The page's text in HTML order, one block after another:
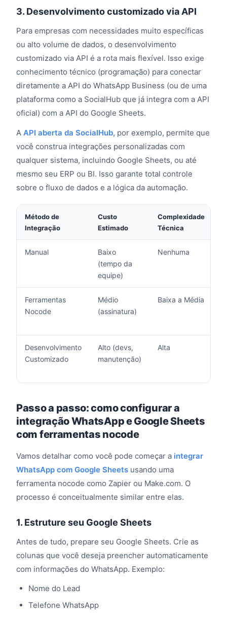
3. Desenvolvimento customizado via API
Para empresas com necessidades muito específicas
ou alto volume de dados, o desenvolvimento
customizado via API é a rota mais flexível. Isso exige
conhecimento técnico (programação) para conectar
diretamente a API do WhatsApp Business (ou de uma
plataforma como a SocialHub que já integra com a API
oficial) com a API do Google Sheets.
A API aberta da SocialHub, por exemplo, permite que
você construa integrações personalizadas com
qualquer sistema, incluindo Google Sheets, ou até
mesmo seu ERP ou BI. Isso garante total controle
sobre o fluxo de dados e a lógica da automação.
Método de
Integração
Custo
Estimado
Complexidade
Técnica
Manual
Baixo
(tempo da
equipe)
Nenhuma
Ferramentas
Nocode
Médio
(assinatura)
Baixa a Média
Desenvolvimento
Customizado
Alto (devs,
manutenção)
Alta
Passo a passo: como configurar a
integração WhatsApp e Google Sheets
com ferramentas nocode
Vamos detalhar como você pode começar a integrar
WhatsApp com Google Sheets usando uma
ferramenta nocode como Zapier ou Make.com. O
processo é conceitualmente similar entre elas.
1. Estruture seu Google Sheets
Antes de tudo, prepare seu Google Sheets. Crie as
colunas que você deseja preencher automaticamente
com informações do WhatsApp. Exemplo:
Nome do Lead
Telefone WhatsApp